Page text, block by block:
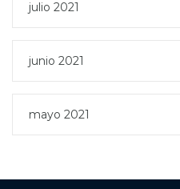
julio 2021
junio 2021
mayo 2021